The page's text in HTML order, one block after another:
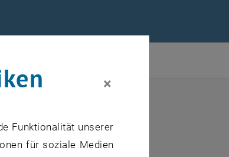
×
Funktionalität unserer
für soziale Medien